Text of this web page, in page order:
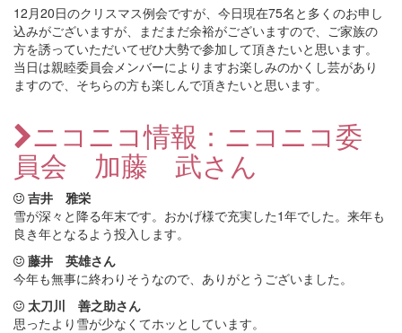
12月20日のクリスマス例会ですが、今日現在75名と多くのお申し
込みがございますが、まだまだ余裕がございますので、ご家族の
方を誘っていただいてぜひ大勢で参加して頂きたいと思います。
当日は親睦委員会メンバーによりますお楽しみのかくし芸があり
ますので、そちらの方も楽しんで頂きたいと思います。
ニコニコ情報：ニコニコ委
員会 加藤 武さん
吉井 雅栄
雪が深々と降る年末です。おかげ様で充実した1年でした。来年も
良き年となるよう投入します。
藤井 英雄さん
今年も無事に終わりそうなので、ありがとうございました。
太刀川 善之助さん
思ったより雪が少なくてホッとしています。